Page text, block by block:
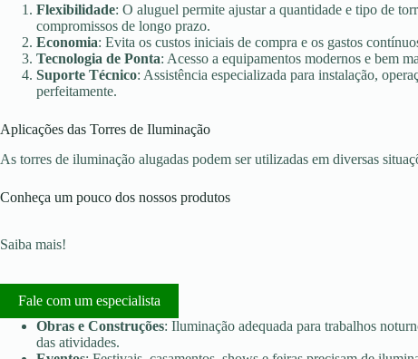
Flexibilidade: O aluguel permite ajustar a quantidade e tipo de
compromissos de longo prazo.
Economia: Evita os custos iniciais de compra e os gastos
Tecnologia de Ponta: Acesso a equipamentos modernos e bem
Suporte Técnico: Assistência especializada para instalação,
perfeitamente.
Aplicações das Torres de Iluminação
As torres de iluminação alugadas podem ser utilizadas em diversas
Conheça um pouco dos nossos produtos
Saiba mais!
Fale com um especialista
Obras e Construções: Iluminação adequada para trabalhos
das atividades.